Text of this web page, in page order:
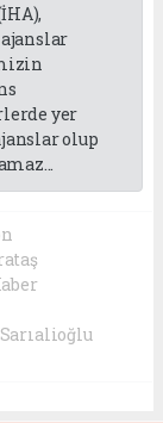
yer
olup